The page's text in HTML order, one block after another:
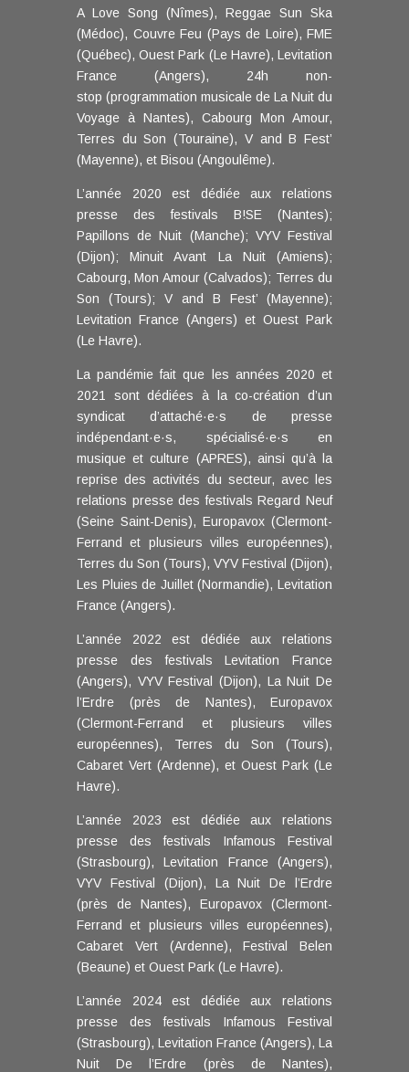
A Love Song (Nîmes), Reggae Sun Ska
(Médoc), Couvre Feu (Pays de Loire), FME
(Québec), Ouest Park (Le Havre), Levitation
France (Angers), 24h non-
stop (programmation musicale de La Nuit du
Voyage à Nantes), Cabourg Mon Amour,
Terres du Son (Touraine), V and B Fest’
(Mayenne), et Bisou (Angoulême).
L’année 2020 est dédiée aux relations
presse des festivals B!SE (Nantes);
Papillons de Nuit (Manche); VYV Festival
(Dijon); Minuit Avant La Nuit (Amiens);
Cabourg, Mon Amour (Calvados); Terres du
Son (Tours); V and B Fest’ (Mayenne);
Levitation France (Angers) et Ouest Park
(Le Havre).
La pandémie fait que les années 2020 et
2021 sont dédiées à la co-création d’un
syndicat d’attaché·e·s de presse
indépendant·e·s, spécialisé·e·s en
musique et culture (APRES), ainsi qu’à la
reprise des activités du secteur, avec les
relations presse des festivals Regard Neuf
(Seine Saint-Denis), Europavox (Clermont-
Ferrand et plusieurs villes européennes),
Terres du Son (Tours), VYV Festival (Dijon),
Les Pluies de Juillet (Normandie), Levitation
France (Angers).
L’année 2022 est dédiée aux relations
presse des festivals Levitation France
(Angers), VYV Festival (Dijon), La Nuit De
l’Erdre (près de Nantes), Europavox
(Clermont-Ferrand et plusieurs villes
européennes), Terres du Son (Tours),
Cabaret Vert (Ardenne), et Ouest Park (Le
Havre).
L’année 2023 est dédiée aux relations
presse des festivals Infamous Festival
(Strasbourg), Levitation France (Angers),
VYV Festival (Dijon), La Nuit De l’Erdre
(près de Nantes), Europavox (Clermont-
Ferrand et plusieurs villes européennes),
Cabaret Vert (Ardenne), Festival Belen
(Beaune) et Ouest Park (Le Havre).
L’année 2024 est dédiée aux relations
presse des festivals Infamous Festival
(Strasbourg), Levitation France (Angers), La
Nuit De l’Erdre (près de Nantes),